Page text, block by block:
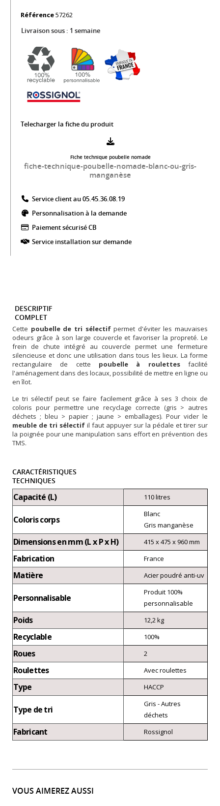
Référence57262
Livraison sous : 1 semaine
Telecharger la fiche du produit
Fiche technique poubelle nomade
fiche-technique-poubelle-nomade-blanc-ou-gris-
manganèse
Service client au 05.45.36.08.19​
Personnalisation à la demande
Paiement sécurisé CB​
Service installation sur demande
DESCRIPTIF
COMPLET
Cette poubelle de tri sélectifpermet d'éviter les mauvaises
odeurs grâce à son large couvercle et favoriser la propreté. Le
frein de chute intégré au couvercle permet une fermeture
silencieuse et donc une utilisation dans tous les lieux. La forme
rectangulaire de cette poubelle à roulettesfacilité
l'aménagement dans des locaux, possibilité de mettre en ligne ou
en îlot.
Le tri sélectif peut se faire facilement grâce à ses 3 choix de
coloris pour permettre une recyclage correcte (gris > autres
déchets ; bleu > papier ; jaune > emballages). Pour vider le
meuble de tri sélectif il faut appuyer sur la pédale et tirer sur
la poignée pour une manipulation sans effort en prévention des
TMS.
CARACTÉRISTIQUES
TECHNIQUES
Capacité (L) 110 litres
Coloris corps
Blanc
Gris manganèse
Dimensions en mm (L x P x H) 415 x 475 x 960 mm
Fabrication France
Matière Acier poudré anti-uv
Personnalisable
Produit 100%
personnalisable
Poids 12,2 kg
Recyclable 100%
Roues 2
Roulettes Avec roulettes
Type HACCP
Type de tri
Gris - Autres
déchets
Fabricant Rossignol
VOUS AIMEREZ AUSSI